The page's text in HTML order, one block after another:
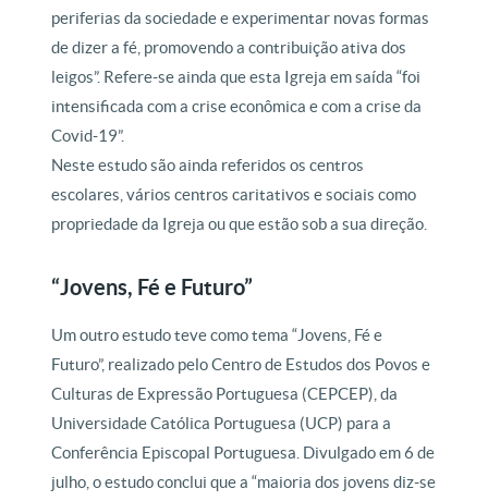
periferias da sociedade e experimentar novas formas
de dizer a fé, promovendo a contribuição ativa dos
leigos”. Refere-se ainda que esta Igreja em saída “foi
intensificada com a crise econômica e com a crise da
Covid-19”.
Neste estudo são ainda referidos os centros
escolares, vários centros caritativos e sociais como
propriedade da Igreja ou que estão sob a sua direção.
“Jovens, Fé e Futuro”
Um outro estudo teve como tema “Jovens, Fé e
Futuro”, realizado pelo Centro de Estudos dos Povos e
Culturas de Expressão Portuguesa (CEPCEP), da
Universidade Católica Portuguesa (UCP) para a
Conferência Episcopal Portuguesa. Divulgado em 6 de
julho, o estudo conclui que a “maioria dos jovens diz-se